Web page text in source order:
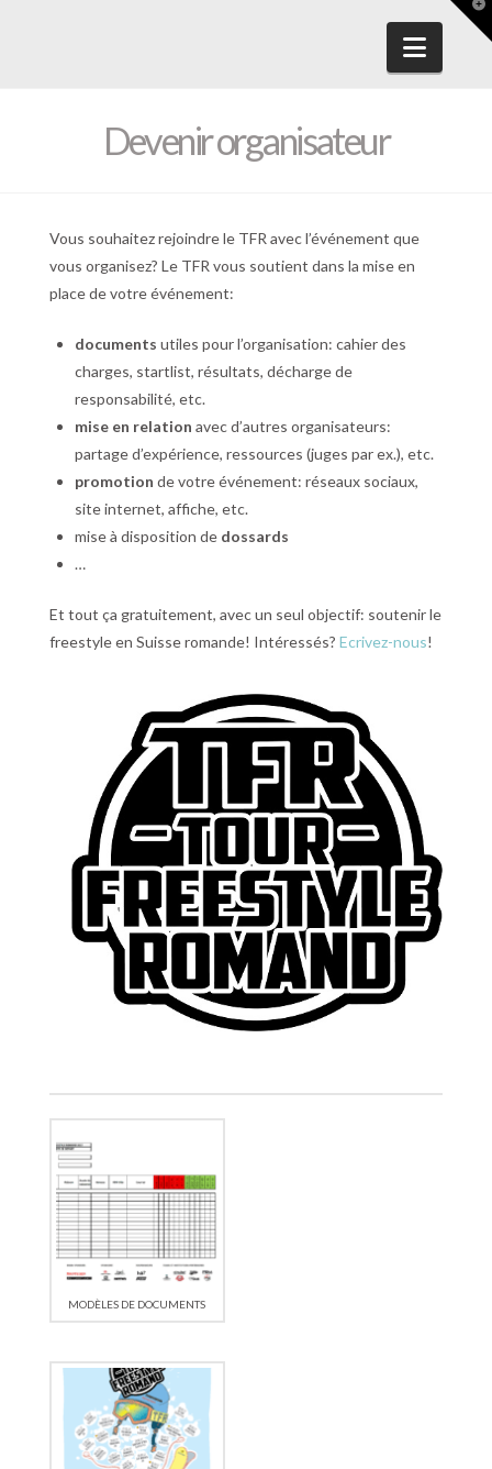
Devenir organisateur
Vous souhaitez rejoindre le TFR avec l’événement que
vous organisez? Le TFR vous soutient dans la mise en
place de votre événement:
documents utiles pour l’organisation: cahier des
charges, startlist, résultats, décharge de
responsabilité, etc.
mise en relation avec d’autres organisateurs:
partage d’expérience, ressources (juges par ex.), etc.
promotion de votre événement: réseaux sociaux,
site internet, affiche, etc.
mise à disposition de dossards
…
Et tout ça gratuitement, avec un seul objectif: soutenir le
freestyle en Suisse romande! Intéressés? Ecrivez-nous!
MODÈLES DE DOCUMENTS